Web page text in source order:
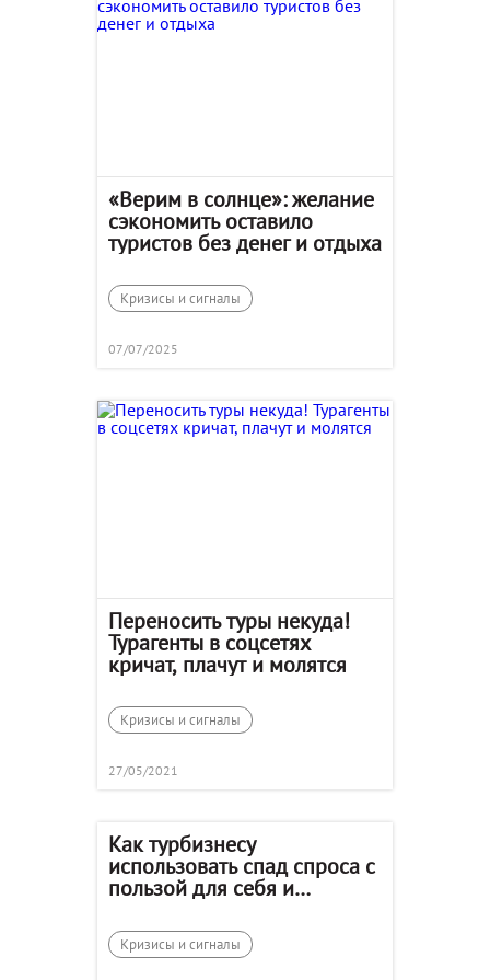
«Верим в солнце»: желание
сэкономить оставило
туристов без денег и отдыха
Кризисы и сигналы
07/07/2025
Переносить туры некуда!
Турагенты в соцсетях
кричат, плачут и молятся
Кризисы и сигналы
27/05/2021
Как турбизнесу
использовать спад спроса с
пользой для себя и
Кризисы и сигналы